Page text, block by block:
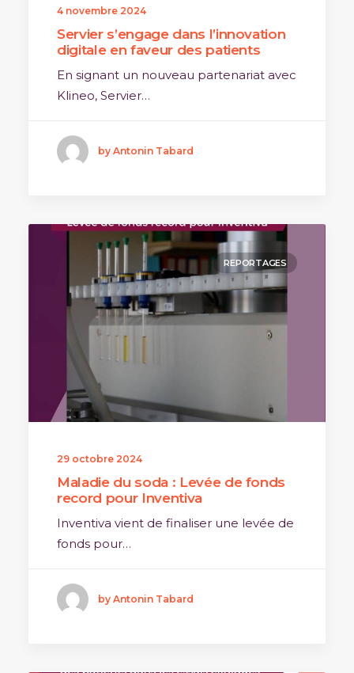
4 novembre 2024
Servier s’engage dans l’innovation
digitale en faveur des patients
En signant un nouveau partenariat avec
Klineo, Servier…
by Antonin Tabard
REPORTAGES
29 octobre 2024
Maladie du soda : Levée de fonds
record pour Inventiva
Inventiva vient de finaliser une levée de
fonds pour…
by Antonin Tabard